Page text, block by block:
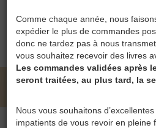
Comme chaque année, nous
expédier le plus de commandes
donc ne tardez pas à nous
vous souhaitez recevoir des livres
Les commandes validées après
seront traitées, au plus tard, la
Nous vous souhaitons
impatients de vous revoir en pleine
0
LE LIVRE EN PAPIER •